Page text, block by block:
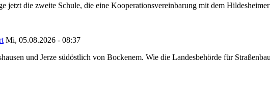
jetzt die zweite Schule, die eine Kooperationsvereinbarung mit dem
Mi, 05.08.2026 - 08:37
und Jerze südöstlich von Bockenem. Wie die Landesbehörde für